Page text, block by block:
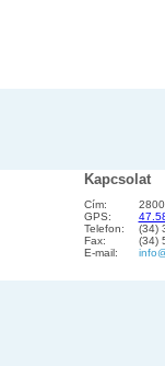
Kapcsolat
Cím:
GPS:
Telefon:
(34)
Fax:
(34)
E-mail: